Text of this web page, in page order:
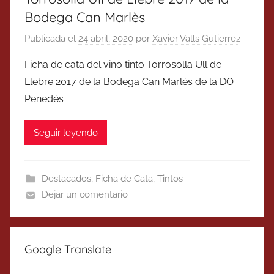
Bodega Can Marlès
Publicada el 24 abril, 2020 por Xavier Valls Gutierrez
Ficha de cata del vino tinto Torrosolla Ull de
Llebre 2017 de la Bodega Can Marlès de la DO
Penedès
Seguir leyendo
Destacados, Ficha de Cata, Tintos
Dejar un comentario
Google Translate